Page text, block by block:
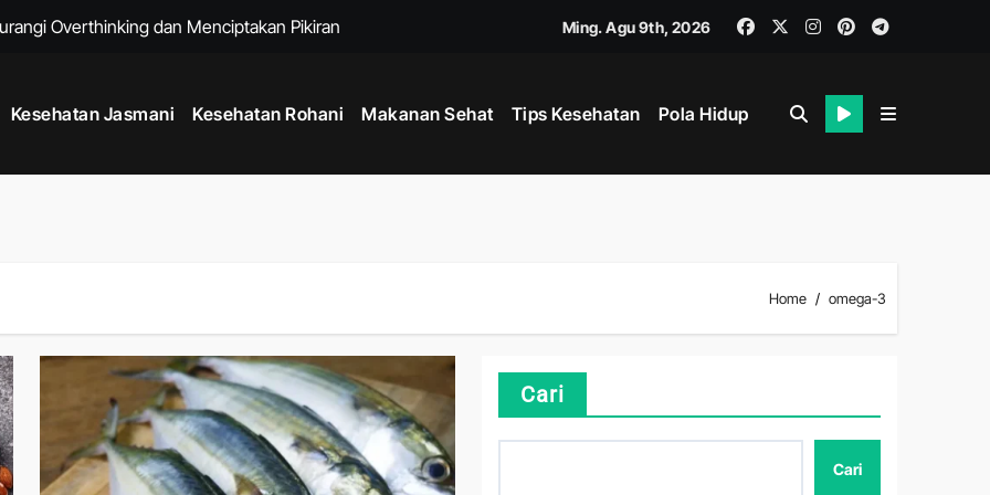
Overthinking dan Menciptakan Pikiran yang Lebih Tenang
Positif Harian untuk Hidup Lebih Seimbang
untuk Membantu Menjalani Gaya Hidup Lebih Sehat
Usia Muda dengan Kebiasaan Sederhana Setiap Hari
Kesehatan Mental dan Fisik di Era Serba Online
Stabilitas Tubuh dan Kekuatan Fisik Harian
Ming. Agu 9th, 2026
Kesehatan Jasmani Kesehatan Rohani Makanan Sehat Tips Kesehatan Pola Hidup
Home omega-3
Cari
Cari